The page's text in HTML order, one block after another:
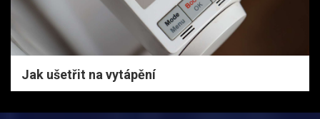
Jak ušetřit na vytápění